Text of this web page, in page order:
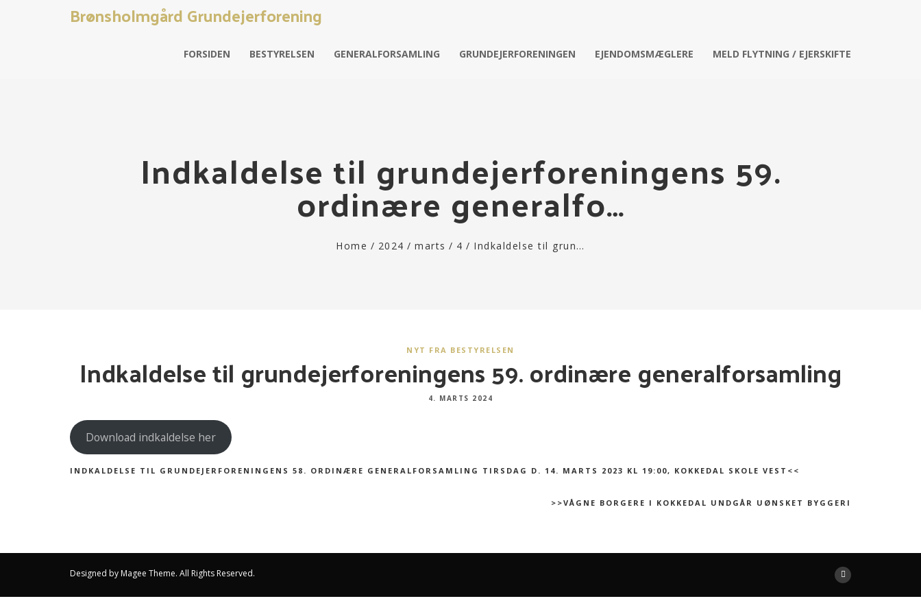
Brønsholmgård Grundejerforening
FORSIDEN BESTYRELSEN GENERALFORSAMLING GRUNDEJERFORENINGEN EJENDOMSMÆGLERE MELD FLYTNING / EJERSKIFTE
Indkaldelse til grundejerforeningens 59.
ordinære generalfo…
Home / 2024 / marts / 4 / Indkaldelse til grun…
NYT FRA BESTYRELSEN
Indkaldelse til grundejerforeningens 59. ordinære generalforsamling
4. MARTS 2024
Download indkaldelse her
INDKALDELSE TIL GRUNDEJERFORENINGENS 58. ORDINÆRE GENERALFORSAMLING TIRSDAG D. 14. MARTS 2023 KL 19:00, KOKKEDAL SKOLE VEST<<
>>VÅGNE BORGERE I KOKKEDAL UNDGÅR UØNSKET BYGGERI
Designed by Magee Theme. All Rights Reserved.